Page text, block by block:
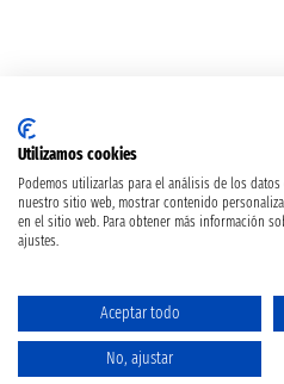
Utilizamos cookies
Podemos utilizarlas para el análisis de los
nuestro sitio web, mostrar contenido
en el sitio web. Para obtener más información
ajustes.
Aceptar todo
No, ajustar